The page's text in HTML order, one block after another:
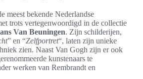
meest bekende Nederlandse
trots vertegenwoordigd in de collectie
Van Beuningen. Zijn schilderijen,
” en “Zelfportret“, laten zijn unieke
zien. Naast Van Gogh zijn er ook
kunstenaars te
werken van Rembrandt en